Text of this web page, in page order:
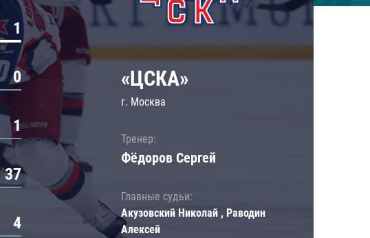
1
0
1
37
4
«ЦСКА»
г. Москва
Тренер:
Фёдоров Сергей
Главные судьи:
Акузовский Николай , Раводин
Алексей